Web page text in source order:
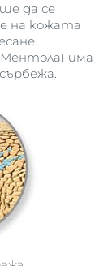
да се
на кожата
има